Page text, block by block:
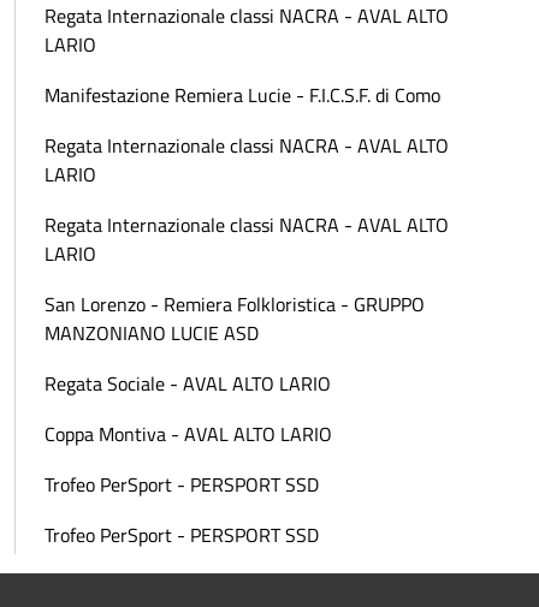
Regata Internazionale classi NACRA - AVAL ALTO
LARIO
Manifestazione Remiera Lucie - F.I.C.S.F. di Como
Regata Internazionale classi NACRA - AVAL ALTO
LARIO
Regata Internazionale classi NACRA - AVAL ALTO
LARIO
San Lorenzo - Remiera Folkloristica - GRUPPO
MANZONIANO LUCIE ASD
Regata Sociale - AVAL ALTO LARIO
Coppa Montiva - AVAL ALTO LARIO
Trofeo PerSport - PERSPORT SSD
Trofeo PerSport - PERSPORT SSD